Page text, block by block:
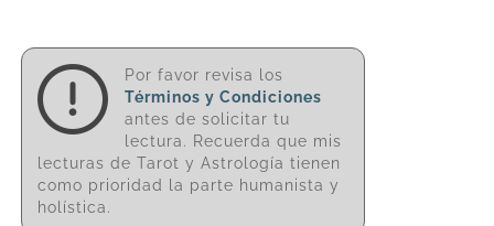
Por favor revisa los
Términos y Condiciones
antes de solicitar tu
lectura. Recuerda que mis
lecturas de Tarot y Astrología tienen
como prioridad la parte humanista y
holística.